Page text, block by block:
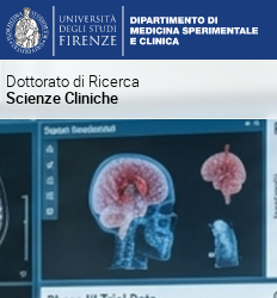
Dottorato di Ricerca
Scienze Cliniche